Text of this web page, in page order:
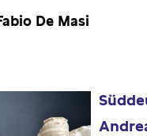
De Masi